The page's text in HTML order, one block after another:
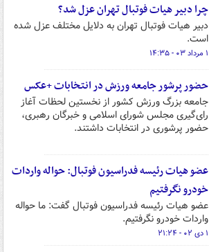
چرا دبیر هیات فوتبال تهران عزل شد؟
دبیر هیات فوتبال تهران به دلایل مختلف عزل شده
است.
۱ مرداد ۰۳ - ۱۴:۳۵
حضور پرشور جامعه ورزش در انتخابات +عکس
جامعه بزرگ ورزش کشور از نخستین لحظات آغاز
رای‌گیری مجلس شورای اسلامی و خبرگان رهبری،
حضور پرشوری در انتخابات داشتند.
عضو هیات رئیسه فدراسیون فوتبال: حواله واردات
خودرو نگرفتیم
عضو هیات رئیسه فدراسیون فوتبال گفت: ما حواله
واردات خودرو نگرفتیم.
۱ دی ۰۲ - ۲۱:۲۴